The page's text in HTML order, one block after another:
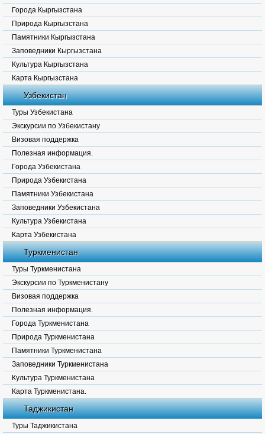
Города Кыргызстана
Природа Кыргызстана
Памятники Кыргызстана
Заповедники Кыргызстана
Культура Кыргызстана
Карта Кыргызстана
Узбекистан
Туры Узбекистана
Экскурсии по Узбекистану
Визовая поддержка
Полезная информация.
Города Узбекистана
Природа Узбекистана
Памятники Узбекистана
Заповедники Узбекистана
Культура Узбекистана
Карта Узбекистана
Туркменистан
Туры Туркменистана
Экскурсии по Туркменистану
Визовая поддержка
Полезная информация.
Города Туркменистана
Природа Туркменистана
Памятники Туркменистана
Заповедники Туркменистана
Культура Туркменистана
Карта Туркменистана.
Таджикистан
Туры Таджикистана